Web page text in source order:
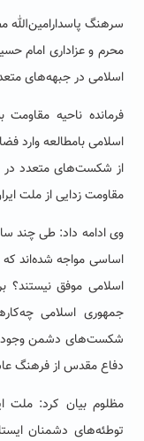
سرهنگ پاسدارامین‌الله
محرم و عزاداری امام
اسلامی در جبهه‌های
فرمانده ناحیه مقاومت
اسلامی بامطالعه وارد
از شکست‌های متعدد در
مقاومت زدایی از ملت
وی ادامه داد: طی چند
اساسی مواجه شده‌اند
اسلامی موفق نیستند؟
جمهوری اسلامی
شکست‌های دشمن وجود
دفاع مقدس از فرهنگ
مظلوم بیان کرد: ملت
توطئه‌های دشمنان